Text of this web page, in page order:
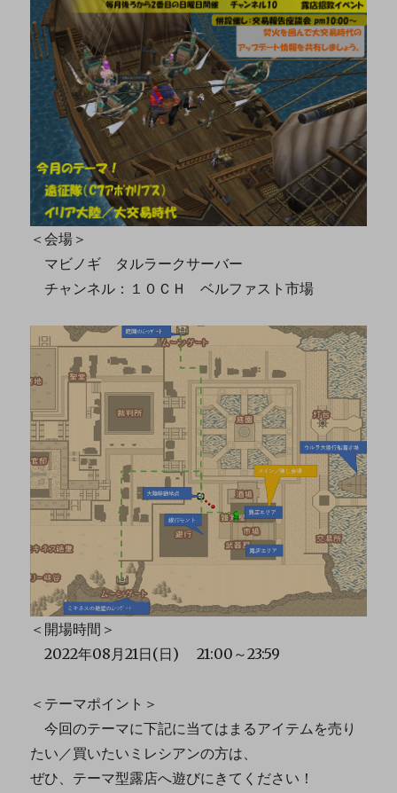
＜会場＞
マビノギ タルラークサーバー
チャンネル：１０ＣＨ ベルファスト市場
＜開場時間＞
2022年08月21日(日) 21:00～23:59
＜テーマポイント＞
今回のテーマに下記に当てはまるアイテムを売り
たい／買いたいミレシアンの方は、
ぜひ、テーマ型露店へ遊びにきてください！